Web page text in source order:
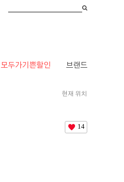
모두가기쁜할인 브랜드
현재 위치
14